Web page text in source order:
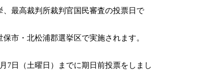
最高裁判所裁判官国民審査の投票日で
市・北松浦郡選挙区で実施されます。
7日（土曜日）までに期日前投票をしまし